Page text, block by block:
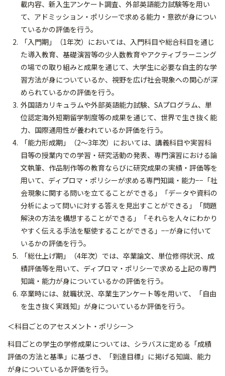
載内容、新入生アンケート調査、外部英語能力試験等を用い
て、アドミッション・ポリシーで求める能力・意欲が身につい
ているかの評価を行う。
「入門期」（1年次）においては、入門科目や総合科目を通じ
た導入教育、基礎演習等の少人数教育やアクティブラーニング
の場での取り組みと成果を通じて、大学生に必要な自主的な学
習方法が身についているか、視野を広げ社会現象への関心が深
められているかの評価を行う。
外国語カリキュラムや外部英語能力試験、SAプログラム、単
位認定海外短期留学制度等の成果を通じて、世界で生き抜く能
力、国際通用性が養われているか評価を行う。
「能力形成期」（2～3年次）においては、講義科目や実習科
目等の授業内での学習・研究活動の発表、専門演習における論
文執筆、作品制作等の教育ならびに研究成果の実績・評価等を
用いて、ディプロマ・ポリシーが求める専門知識・能力−−「社
会現象に関する問いを立てることができる」「データや資料の
分析によって問いに対する答えを見出すことができる」「問題
解決の方法を構想することができる」「それらを人々にわかり
やすく伝える手法を駆使することができる」−−が身に付いて
いるかの評価を行う。
「総仕上げ期」（4年次）では、卒業論文、単位修得状況、成
績評価等を用いて、ディプロマ・ポリシーで求める上記の専門
知識・能力が身についているかの評価を行う。
卒業時には、就職状況、卒業生アンケート等を用いて、「自由
を生き抜く実践知」が身についているか評価を行う。
＜科目ごとのアセスメント・ポリシー＞
科目ごとの学生の学修成果については、シラバスに定める「成績
評価の方法と基準」に基づき、「到達目標」に掲げる知識、能力
が身についているか評価を行う。